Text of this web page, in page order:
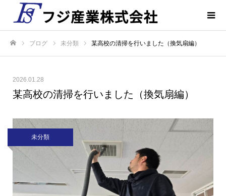
ブログ 未分類 某高校の清掃を行いました（換気扇編）
2026.01.28
某高校の清掃を行いました（換気扇編）
未分類